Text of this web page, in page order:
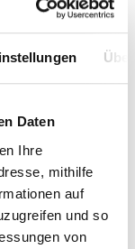
Daten
Ihre
mithilfe
auf
und so
von